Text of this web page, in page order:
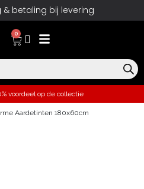
& betaling bij levering
0
voordeel op de collectie
Aardetinten 180x60cm